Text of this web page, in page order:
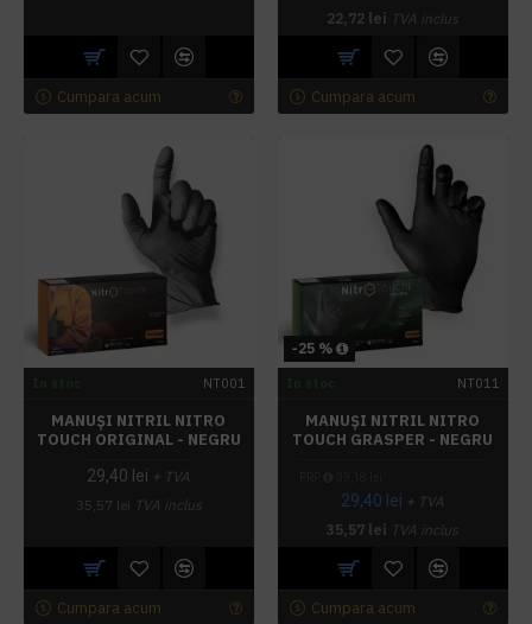
Cumpara acum
22,72 lei TVA inclus
Cumpara acum
NT001
MANUȘI NITRIL NITRO
TOUCH ORIGINAL - NEGRU
29,40 lei + TVA
35,57 lei TVA inclus
Cumpara acum
-25 %
NT011
MANUȘI NITRIL NITRO
TOUCH GRASPER - NEGRU
29,40 lei + TVA
35,57 lei TVA inclus
Cumpara acum